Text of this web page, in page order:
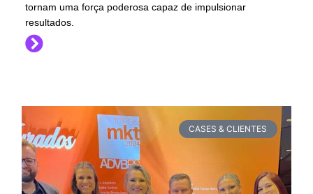
tornam uma força poderosa capaz de impulsionar
resultados.
CASES & CLIENTES